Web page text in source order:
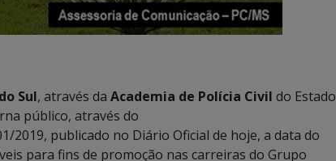
Sul, através da Academia de Polícia Civil do Estado
público, através do
2019, publicado no Diário Oficial de hoje, a data do
para fins de promoção nas carreiras do Grupo